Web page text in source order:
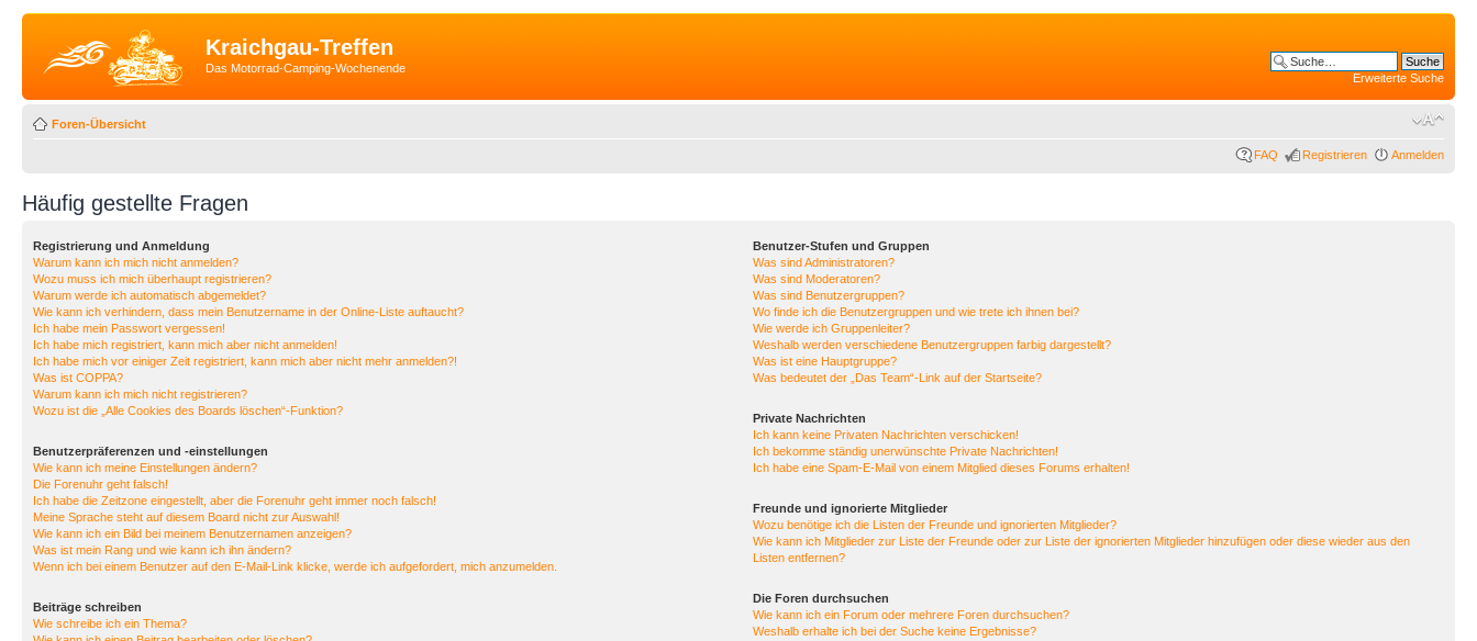
Kraichgau-Treffen
Das Motorrad-Camping-Wochenende
Erweiterte Suche
Foren-Übersicht
FAQ Registrieren Anmelden
Häufig gestellte Fragen
Registrierung und Anmeldung
Warum kann ich mich nicht anmelden?
Wozu muss ich mich überhaupt registrieren?
Warum werde ich automatisch abgemeldet?
Wie kann ich verhindern, dass mein Benutzername in der Online-Liste auftaucht?
Ich habe mein Passwort vergessen!
Ich habe mich registriert, kann mich aber nicht anmelden!
Ich habe mich vor einiger Zeit registriert, kann mich aber nicht mehr anmelden?!
Was ist COPPA?
Warum kann ich mich nicht registrieren?
Wozu ist die „Alle Cookies des Boards löschen“-Funktion?
Benutzerpräferenzen und -einstellungen
Wie kann ich meine Einstellungen ändern?
Die Forenuhr geht falsch!
Ich habe die Zeitzone eingestellt, aber die Forenuhr geht immer noch falsch!
Meine Sprache steht auf diesem Board nicht zur Auswahl!
Wie kann ich ein Bild bei meinem Benutzernamen anzeigen?
Was ist mein Rang und wie kann ich ihn ändern?
Wenn ich bei einem Benutzer auf den E-Mail-Link klicke, werde ich aufgefordert, mich anzumelden.
Beiträge schreiben
Wie schreibe ich ein Thema?
Benutzer-Stufen und Gruppen
Was sind Administratoren?
Was sind Moderatoren?
Was sind Benutzergruppen?
Wo finde ich die Benutzergruppen und wie trete ich ihnen bei?
Wie werde ich Gruppenleiter?
Weshalb werden verschiedene Benutzergruppen farbig dargestellt?
Was ist eine Hauptgruppe?
Was bedeutet der „Das Team“-Link auf der Startseite?
Private Nachrichten
Ich kann keine Privaten Nachrichten verschicken!
Ich bekomme ständig unerwünschte Private Nachrichten!
Ich habe eine Spam-E-Mail von einem Mitglied dieses Forums erhalten!
Freunde und ignorierte Mitglieder
Wozu benötige ich die Listen der Freunde und ignorierten Mitglieder?
Wie kann ich Mitglieder zur Liste der Freunde oder zur Liste der ignorierten Mitglieder hinzufügen oder diese wieder aus den
Listen entfernen?
Die Foren durchsuchen
Wie kann ich ein Forum oder mehrere Foren durchsuchen?
Weshalb erhalte ich bei der Suche keine Ergebnisse?